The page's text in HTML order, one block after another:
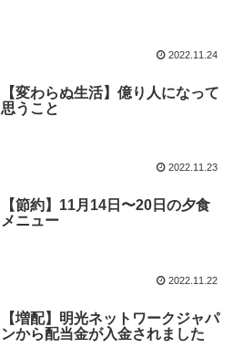
2022.11.24
【変わらぬ生活】億り人になって
思うこと
2022.11.23
【節約】11月14日〜20日の夕食
メニュー
2022.11.22
【増配】明光ネットワークジャパ
ンから配当金が入金されました